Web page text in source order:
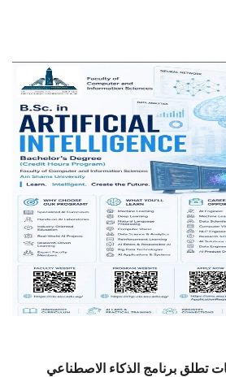
الأنظمة الذكية
الإعلام
تواصل معنا
الطلاب
هيئة التدريس
الدراسات العليا
تطلق برنامج الذكاء الاصطناعي